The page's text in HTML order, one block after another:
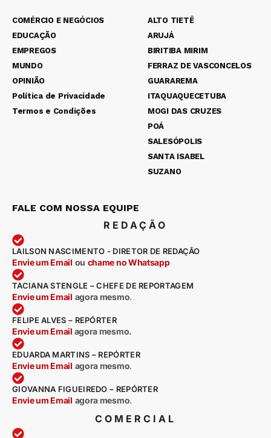
COMÉRCIO E NEGÓCIOS
EDUCAÇÃO
EMPREGOS
MUNDO
OPINIÃO
Política de Privacidade
Termos e Condições
ALTO TIETÊ
ARUJÁ
BIRITIBA MIRIM
FERRAZ DE VASCONCELOS
GUARAREMA
ITAQUAQUECETUBA
MOGI DAS CRUZES
POÁ
SALESÓPOLIS
SANTA ISABEL
SUZANO
FALE COM NOSSA EQUIPE
REDAÇÃO
LAILSON NASCIMENTO - DIRETOR DE REDAÇÃO
Envie um Email ou chame no Whatsapp
TACIANA STENGLE – CHEFE DE REPORTAGEM
Envie um Email agora mesmo.
FELIPE ALVES – REPÓRTER
Envie um Email agora mesmo.
EDUARDA MARTINS – REPÓRTER
Envie um Email agora mesmo.
GIOVANNA FIGUEIREDO – REPÓRTER
Envie um Email agora mesmo.
COMERCIAL